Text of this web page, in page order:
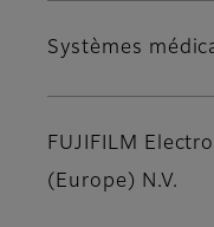
Systèmes
FUJIFILM
(Europe) N.V.